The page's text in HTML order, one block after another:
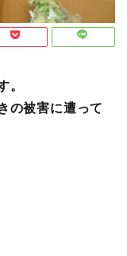
。
の被害に遭って